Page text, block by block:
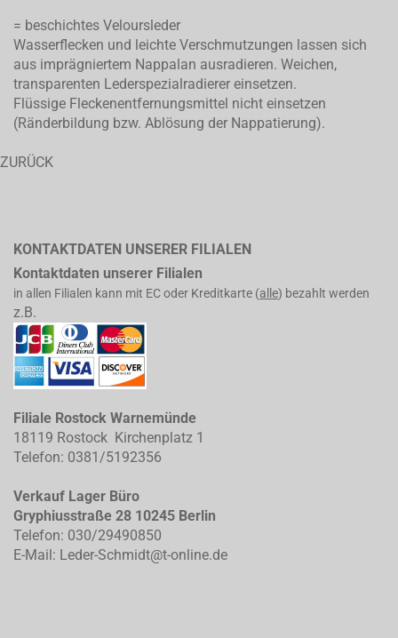
= beschichtes Veloursleder
Wasserflecken und leichte Verschmutzungen lassen sich
aus imprägniertem Nappalan ausradieren. Weichen,
transparenten Lederspezialradierer einsetzen.
Flüssige Fleckenentfernungsmittel nicht einsetzen
(Ränderbildung bzw. Ablösung der Nappatierung).
ZURÜCK
KONTAKTDATEN UNSERER FILIALEN
Kontaktdaten unserer Filialen
in allen Filialen kann mit EC oder Kreditkarte (alle) bezahlt werden
z.B.
Filiale Rostock Warnemünde
18119 Rostock Kirchenplatz 1
Telefon: 0381/5192356
Verkauf Lager Büro
Gryphiusstraße 28 10245 Berlin
Telefon: 030/29490850
E-Mail: Leder-Schmidt@t-online.de